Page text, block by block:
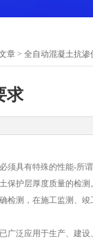
章 > 全自动混凝土抗
求
具有特殊的性能-所
保护层厚度质量的检
检测，在施工监测、
泛应用于生产、建设